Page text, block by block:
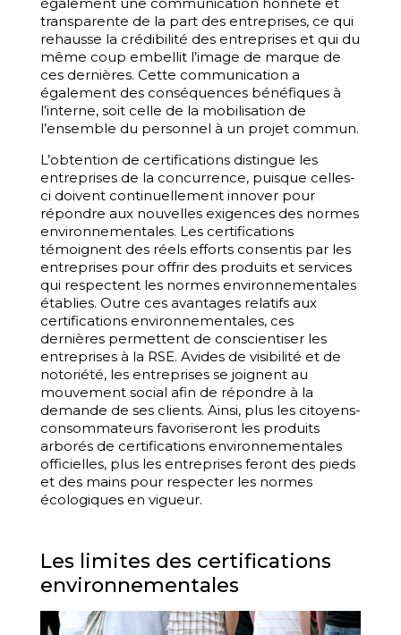
transparente de la part des entreprises, ce qui
rehausse la crédibilité des entreprises et qui du
même coup embellit l’image de marque de
ces dernières. Cette communication a
également des conséquences bénéfiques à
l’interne, soit celle de la mobilisation de
l’ensemble du personnel à un projet commun.
L’obtention de certifications distingue les
entreprises de la concurrence, puisque celles-
ci doivent continuellement innover pour
répondre aux nouvelles exigences des normes
environnementales. Les certifications
témoignent des réels efforts consentis par les
entreprises pour offrir des produits et services
qui respectent les normes environnementales
établies. Outre ces avantages relatifs aux
certifications environnementales, ces
dernières permettent de conscientiser les
entreprises à la RSE. Avides de visibilité et de
notoriété, les entreprises se joignent au
mouvement social afin de répondre à la
demande de ses clients. Ainsi, plus les citoyens-
consommateurs favoriseront les produits
arborés de certifications environnementales
officielles, plus les entreprises feront des pieds
et des mains pour respecter les normes
écologiques en vigueur.
Les limites des certifications
environnementales